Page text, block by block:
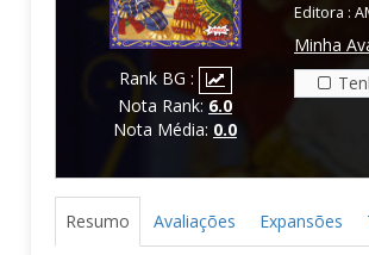
Rank BG :
Nota Rank: 6.0
Nota Média: 0.0
Editora :
Minha
Resumo Avaliações Expansões